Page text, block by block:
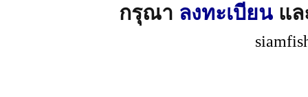
กรุณา ลงทะเบียน แ